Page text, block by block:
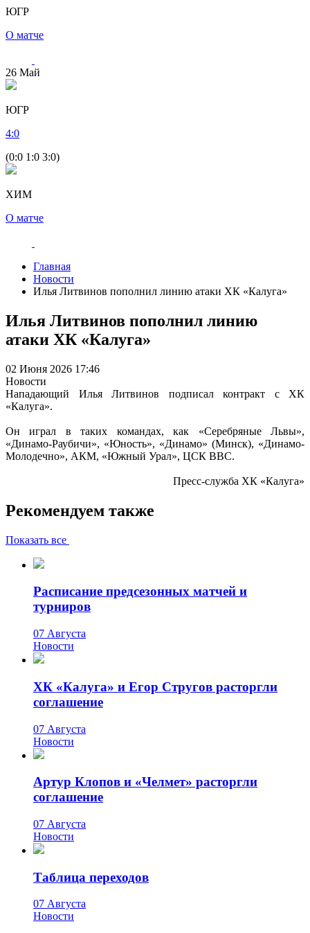
ЮГР
О матче
26 Май
ЮГР
4:0
(0:0 1:0 3:0)
ХИМ
О матче
Главная
Новости
Илья Литвинов пополнил линию атаки ХК «Калуга»
Илья Литвинов пополнил линию
атаки ХК «Калуга»
02 Июня 2026 17:46
Новости
Нападающий Илья Литвинов подписал контракт с ХК
«Калуга».
Он играл в таких командах, как «Серебряные Львы»,
«Динамо-Раубичи», «Юность», «Динамо» (Минск), «Динамо-
Молодечно», АКМ, «Южный Урал», ЦСК ВВС.
Пресс-служба ХК «Калуга»
Рекомендуем также
Показать все
Расписание предсезонных матчей и
турниров
07 Августа
Новости
ХК «Калуга» и Егор Стругов расторгли
соглашение
07 Августа
Новости
Артур Клопов и «Челмет» расторгли
соглашение
07 Августа
Новости
Таблица переходов
07 Августа
Новости